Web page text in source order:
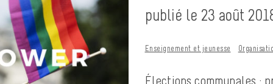
publié le 23 août
Enseignement et jeunesse
Élections communales :